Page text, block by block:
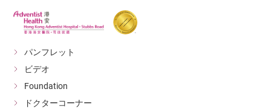
パンフレット
ビデオ
Foundation
ドクターコーナー